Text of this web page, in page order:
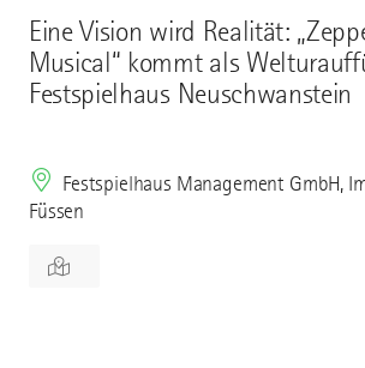
Eine Vision wird Realität:
Musical“ kommt als
Festspielhaus Neuschwanstein
Festspielhaus Management GmbH,
Füssen